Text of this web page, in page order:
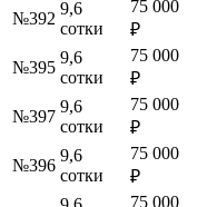
№392
9,6
сотки
75 000
₽
№395
9,6
сотки
75 000
₽
№397
9,6
сотки
75 000
₽
№396
9,6
сотки
75 000
₽
75 000